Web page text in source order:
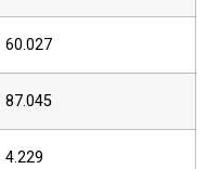
60.027
87.045
4.229